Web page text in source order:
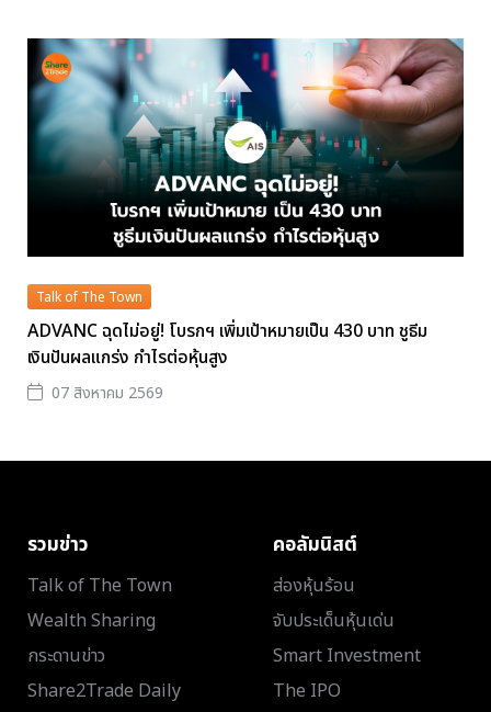
Talk of The Town
ADVANC ฉุดไม่อยู่! โบรกฯ เพิ่มเป้าหมายเป็น 430 บาท ชูธีม
เงินปันผลแกร่ง กำไรต่อหุ้นสูง
07 สิงหาคม 2569
รวมข่าว
Talk of The Town
Wealth Sharing
กระดานข่าว
Share2Trade Daily
คอลัมนิสต์
ส่องหุ้นร้อน
จับประเด็นหุ้นเด่น
Smart Investment
The IPO